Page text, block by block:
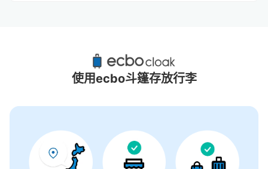
赤池站附近推薦的寄物櫃
1個投幣式置物櫃
使用ecbo斗篷存放行李